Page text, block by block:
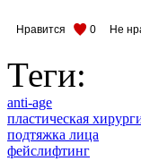
Нравится 0 Не
Теги:
anti-age
пластическая
подтяжка лица
фейслифтинг